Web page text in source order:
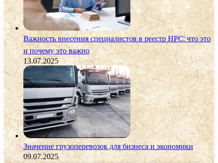
Важность внесения специалистов в реестр НРС: что это
и почему это важно
13.07.2025
Значение грузоперевозок для бизнеса и экономики
09.07.2025